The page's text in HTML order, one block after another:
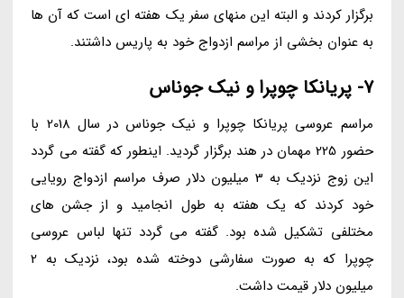
برگزار کردند و البته این منهای سفر یک هفته ای است که آن ها
به عنوان بخشی از مراسم ازدواج خود به پاریس داشتند.
7- پریانکا چوپرا و نیک جوناس
مراسم عروسی پریانکا چوپرا و نیک جوناس در سال 2018 با
حضور 225 مهمان در هند برگزار گردید. اینطور که گفته می گردد
این زوج نزدیک به 3 میلیون دلار صرف مراسم ازدواج رویایی
خود کردند که یک هفته به طول انجامید و از جشن های
مختلفی تشکیل شده بود. گفته می گردد تنها لباس عروسی
چوپرا که به صورت سفارشی دوخته شده بود، نزدیک به 2
میلیون دلار قیمت داشت.